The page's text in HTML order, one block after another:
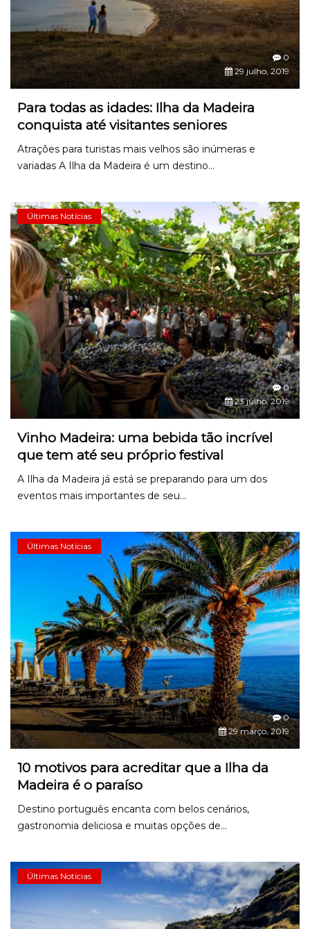
0
29 julho, 2019
Para todas as idades: Ilha da Madeira
conquista até visitantes seniores
Atrações para turistas mais velhos são inúmeras e
variadas A Ilha da Madeira é um destino...
Últimas Notícias
0
23 julho, 2019
Vinho Madeira: uma bebida tão incrível
que tem até seu próprio festival
A Ilha da Madeira já está se preparando para um dos
eventos mais importantes de seu...
Últimas Notícias
0
29 março, 2019
10 motivos para acreditar que a Ilha da
Madeira é o paraíso
Destino português encanta com belos cenários,
gastronomia deliciosa e muitas opções de...
Últimas Notícias